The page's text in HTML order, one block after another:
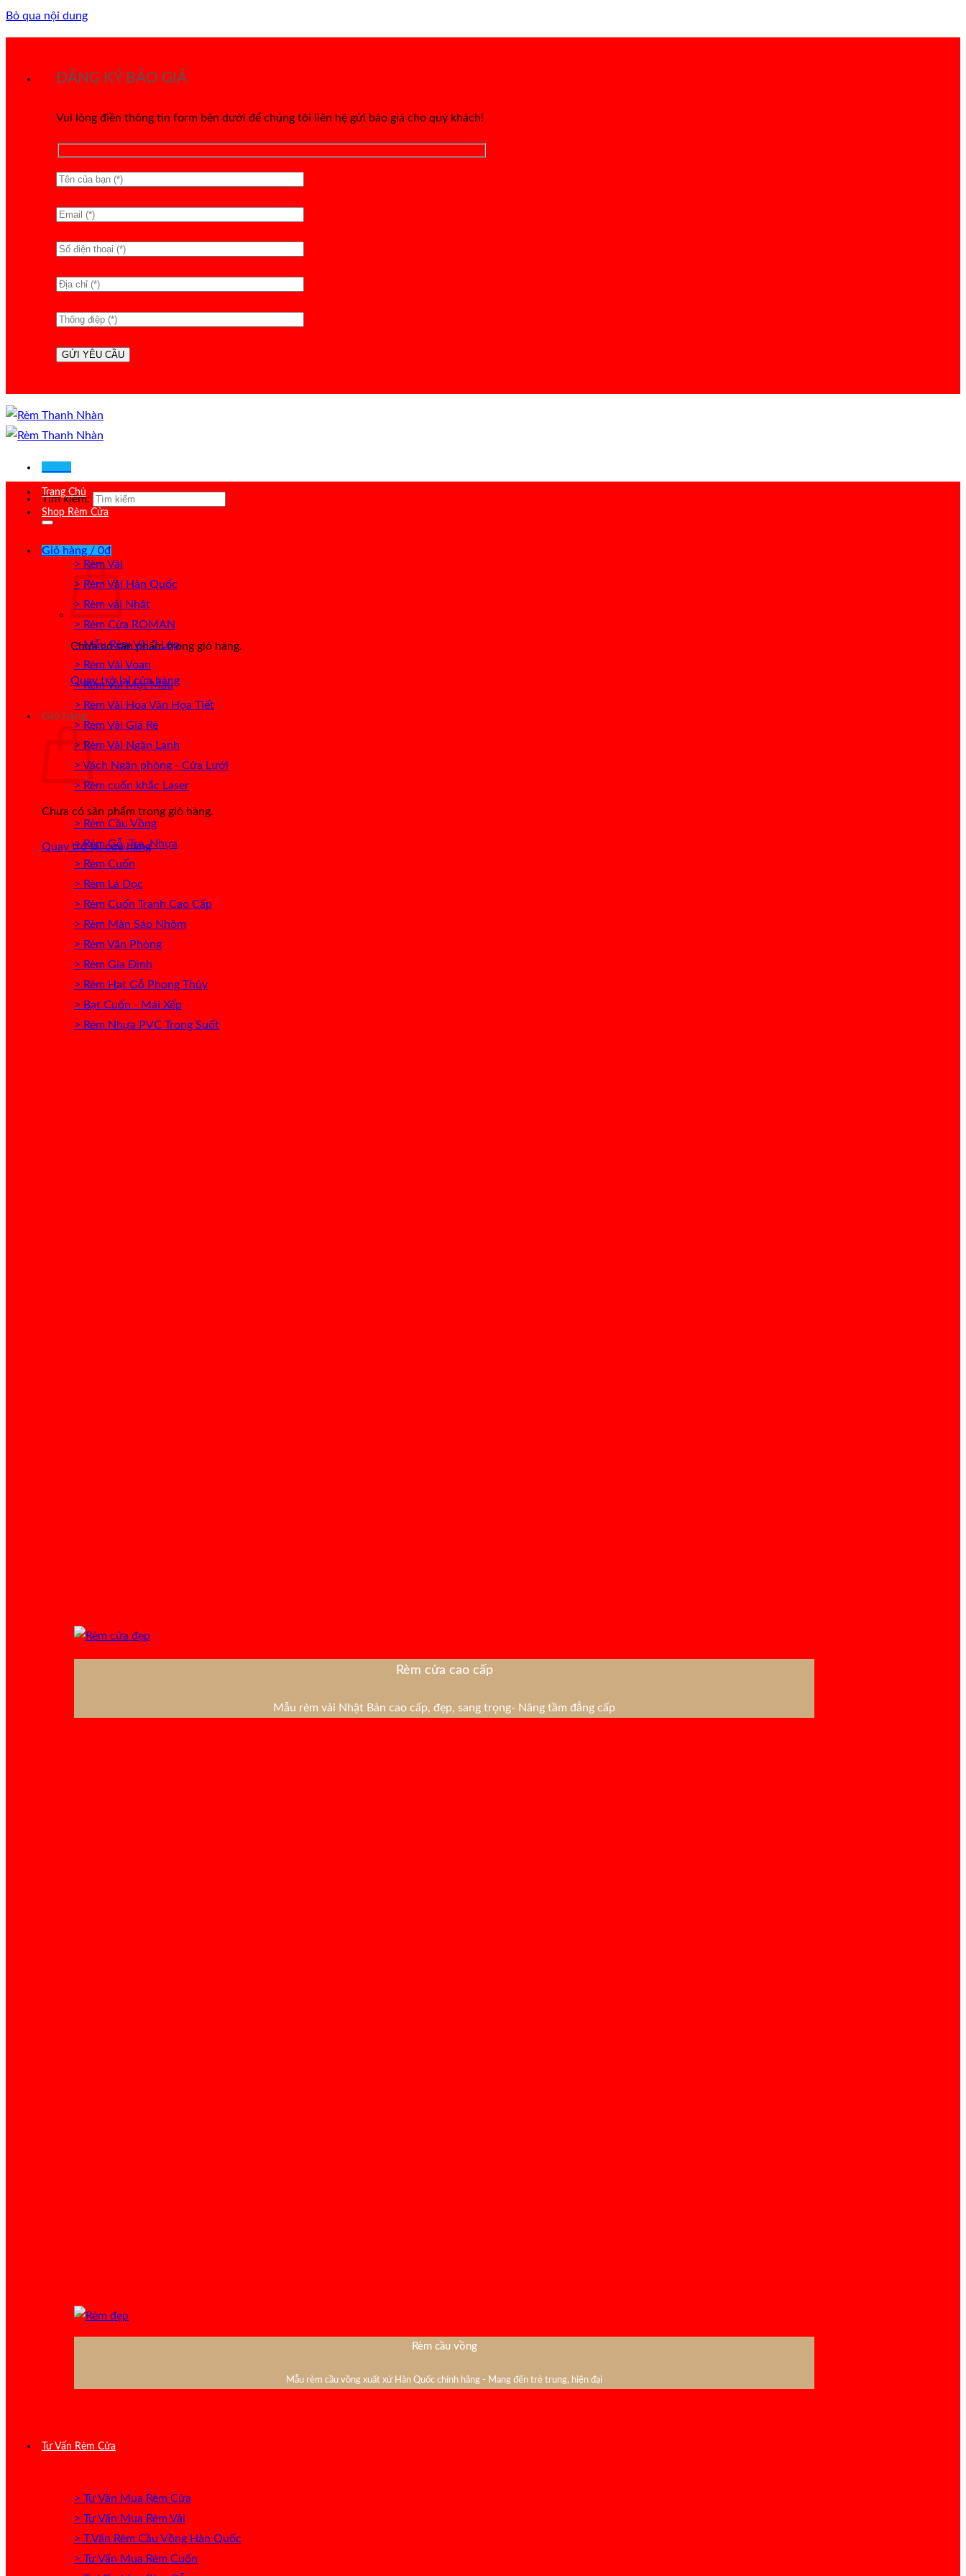
Bỏ qua nội dung
ĐĂNG KÝ BÁO GIÁ
Vui lòng điền thông tin form bên dưới để chúng tôi liên hệ gửi báo giá cho quý khách!
Tìm kiếm:
Giỏ hàng / 0₫
Chưa có sản phẩm trong giỏ hàng.
Quay trở lại cửa hàng
Giỏ hàng
Chưa có sản phẩm trong giỏ hàng.
Quay trở lại cửa hàng
Trang Chủ
Shop Rèm Cửa
> Rèm Vải
> Rèm Vải Hàn Quốc
> Rèm vải Nhật
> Rèm Cửa ROMAN
> Mẫu Rèm Vải 2 Lớp
> Rèm Vải Voan
> Rèm Vải Một Màu
> Rèm Vải Hoa Văn Họa Tiết
> Rèm Vải Giá Rẻ
> Rèm Vải Ngăn Lạnh
> Vách Ngăn phòng - Cửa Lưới
> Rèm cuốn khắc Laser
> Rèm Cầu Vồng
> Rèm Gỗ, Tre, Nhựa
> Rèm Cuốn
> Rèm Lá Dọc
> Rèm Cuốn Tranh Cao Cấp
> Rèm Màn Sáo Nhôm
> Rèm Văn Phòng
> Rèm Gia Đình
> Rèm Hạt Gỗ Phong Thủy
> Bạt Cuốn - Mái Xếp
> Rèm Nhựa PVC Trong Suốt
Rèm cửa cao cấp
Mẫu rèm vải Nhật Bản cao cấp, đẹp, sang trọng- Nâng tầm đẳng cấp
Rèm cầu vồng
Mẫu rèm cầu vồng xuất xứ Hàn Quốc chính hãng - Mang đến trẻ trung, hiện đại
Tư Vấn Rèm Cửa
> Tư Vấn Mua Rèm Cửa
> Tư Vấn Mua Rèm Vải
> T.Vấn Rèm Cầu Vồng Hàn Quốc
> Tư Vấn Mua Rèm Cuốn